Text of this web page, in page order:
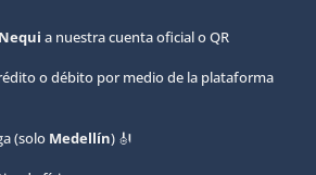
Nequi a nuestra cuenta oficial o QR
o débito por medio de la plataforma
(solo Medellín) 🎻